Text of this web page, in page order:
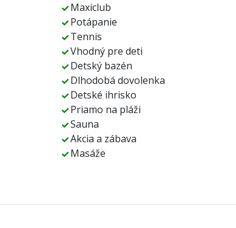
Maxiclub
Potápanie
Tennis
Vhodný pre deti
Detský bazén
Dlhodobá dovolenka
Detské ihrisko
Priamo na pláži
Sauna
Akcia a zábava
Masáže